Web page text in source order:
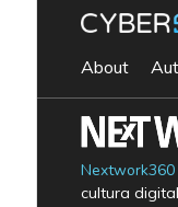
About
Nextwork360
cultura